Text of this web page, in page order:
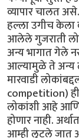
व्यापार चालत
हल्ला उगीच केला
आलेले गुजराती
अन्य भागात गेले
आल्यामुळे ते अन्य
मारवाडी
competition)
लोकांशी आहे
होणार नाही.
आम्ही लुटले जात